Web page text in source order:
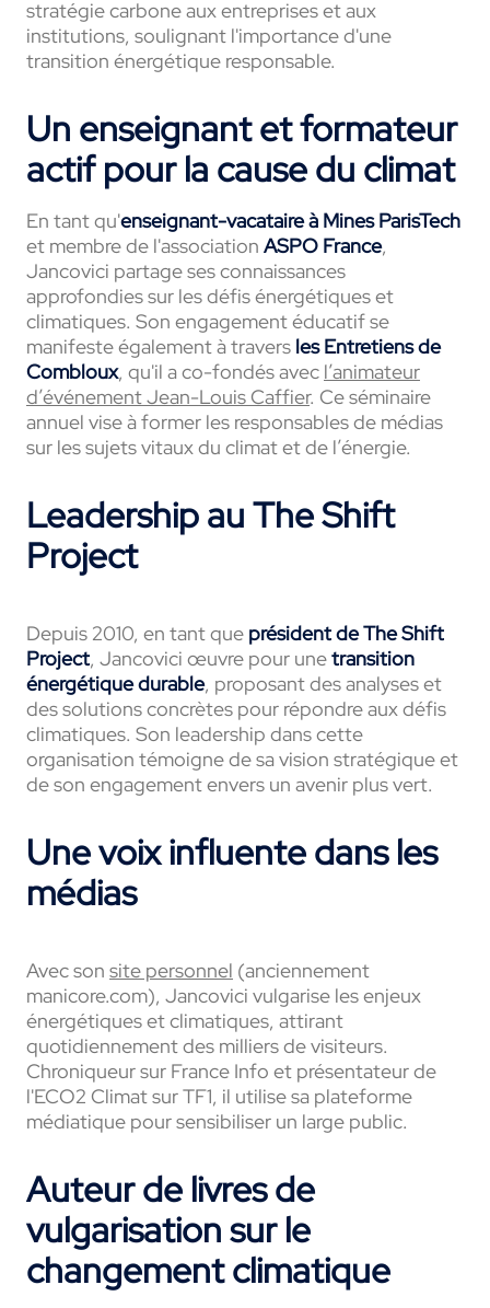
stratégie carbone aux entreprises et aux
institutions, soulignant l'importance d'une
transition énergétique responsable.
Un enseignant et formateur
actif pour la cause du climat
En tant qu'enseignant-vacataire à Mines ParisTech
et membre de l'association ASPO France,
Jancovici partage ses connaissances
approfondies sur les défis énergétiques et
climatiques. Son engagement éducatif se
manifeste également à travers les Entretiens de
Combloux, qu'il a co-fondés avec l’animateur
d’événement Jean-Louis Caffier. Ce séminaire
annuel vise à former les responsables de médias
sur les sujets vitaux du climat et de l’énergie.
Leadership au The Shift
Project
Depuis 2010, en tant que président de The Shift
Project, Jancovici œuvre pour unetransition
énergétique durable, proposant des analyses et
des solutions concrètes pour répondre aux défis
climatiques. Son leadership dans cette
organisation témoigne de sa vision stratégique et
de son engagement envers un avenir plus vert.
Une voix influente dans les
médias
Avec son site personnel (anciennement
manicore.com), Jancovici vulgarise les enjeux
énergétiques et climatiques, attirant
quotidiennement des milliers de visiteurs.
Chroniqueur sur France Info et présentateur de
l'ECO2 Climat sur TF1, il utilise sa plateforme
médiatique pour sensibiliser un large public.
Auteur de livres de
vulgarisation sur le
changement climatique